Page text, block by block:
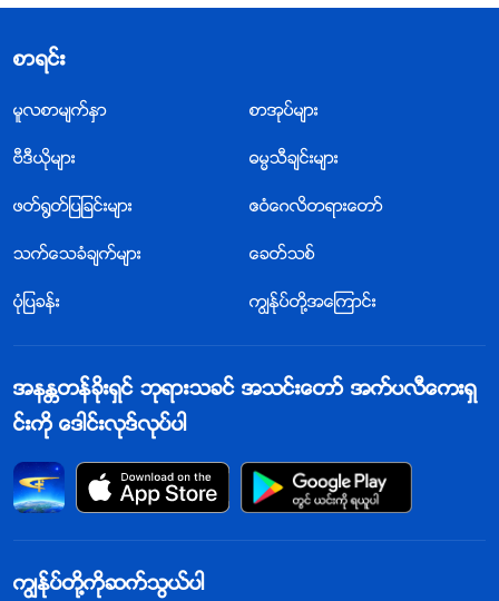
စာရင္း
မူလစာမ်က္ႏွာ စာအုပ္မ်ား
ဗီဒီယိုမ်ား ဓမၼသီခ်င္းမ်ား
ဖတ္႐ြတ္ျပျခင္းမ်ား ဧဝံေဂလိတရားေတာ္
သက္ေသခံခ်က္မ်ား ေခတ္သစ္
ပုံျပခန္း ကြၽန္ုပ္တို႔အေၾကာင္း
အနႏၲတန္ခိုးရွင္ ဘုရားသခင္ အသင္းေတာ္ အက္ပလီေကးရွ
င္းကို ေဒါင္းလုဒ္လုပ္ပါ
ကြၽန္ုပ္တို႔ကိုဆက္သြယ္ပါ